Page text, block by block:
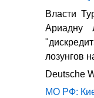
Власти
Ариадну
лозунгов
Deutsche
МО РФ: